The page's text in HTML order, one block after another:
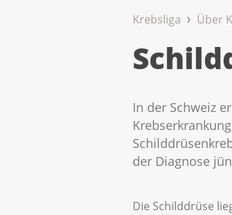
Krebsliga Über
In der Schweiz
der Diagnose
Die Schilddrüse